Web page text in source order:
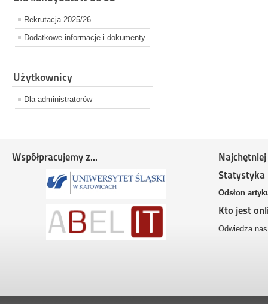
Rekrutacja 2025/26
Dodatkowe informacje i dokumenty
Użytkownicy
Dla administratorów
Współpracujemy z...
Statystyka
Odsłon
Kto jest
Odwiedza